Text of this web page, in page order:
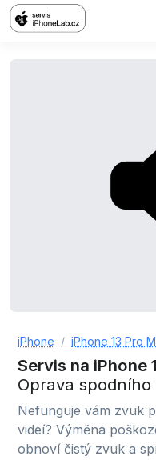
iPhone iPhone 13 Pro
Servis na iPhone
Oprava
Nefunguje vám zvuk
videí? Výměna
obnoví čistý zvuk a